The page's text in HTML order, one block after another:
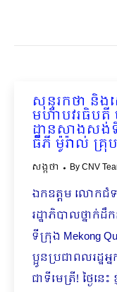
សុន្ទរកថា និង
មហាបវរធិប
ដ្ឋានសាងស
ធីភី ម៉ូរ៉ាល់ គ្រុប
សង្កថា ByCNV
ឯកឧត្តម លោកជំ
រដ្ឋាភិបាលថ្នា
ទីក្រុង Mekong
ប្អូនប្រជាពលរដ្ឋ
ជាទីមេត្រី!​ ថ្ងៃន